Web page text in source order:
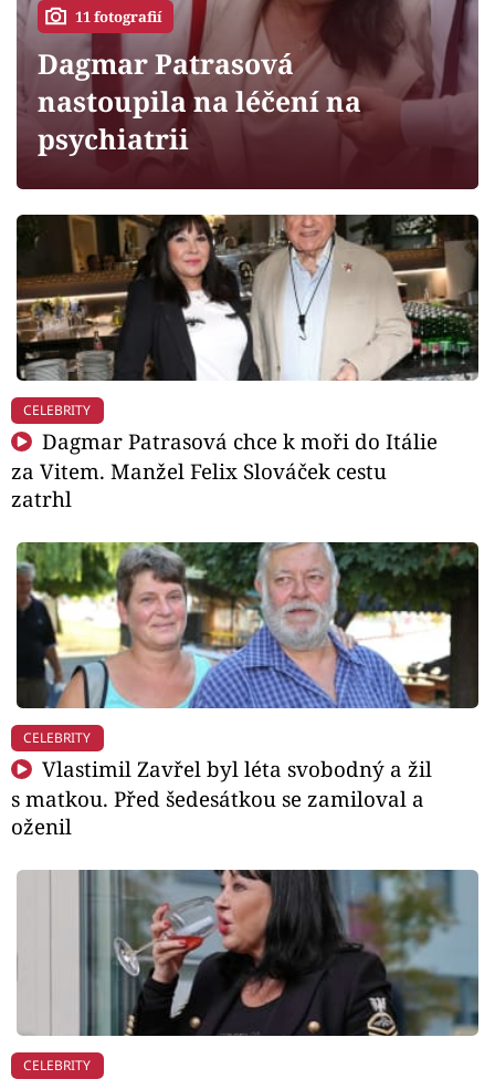
Sledujte prima+
Filmový festival Karlovy Vary
Mámy sobě
Přihlášení
Sledujte nás
11 fotografií
Dagmar Patrasová
nastoupila na léčení na
psychiatrii
CELEBRITY
Dagmar Patrasová chce k moři do Itálie
za Vitem. Manžel Felix Slováček cestu
zatrhl
CELEBRITY
Vlastimil Zavřel byl léta svobodný a žil
s matkou. Před šedesátkou se zamiloval a
oženil
CELEBRITY